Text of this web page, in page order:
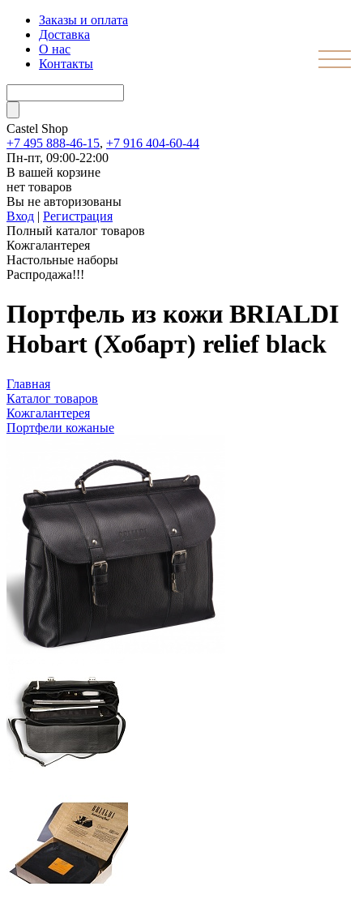
Заказы и оплата
Доставка
О нас
Контакты
Castel Shop
+7 495 888-46-15, +7 916 404-60-44
Пн-пт, 09:00-22:00
В вашей корзине
нет товаров
Вы не авторизованы
Вход | Регистрация
Полный каталог товаров
Кожгалантерея
Настольные наборы
Распродажа!!!
Портфель из кожи BRIALDI
Hobart (Хобарт) relief black
Главная
Каталог товаров
Кожгалантерея
Портфели кожаные